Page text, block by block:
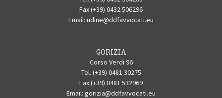
Fax (+39) 0432 506296
Email: udine@ddfavvocati.eu
GORIZIA
Corso Verdi 96
Tel. (+39) 0481 30275
Fax (+39) 0481 532969
Email: gorizia@ddfavvocati.eu